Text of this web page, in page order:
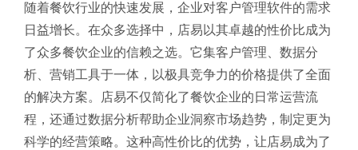
随着餐饮行业的快速发展，企业对客户管理软件的需求
日益增长。在众多选择中，店易以其卓越的性价比成为
了众多餐饮企业的信赖之选。它集客户管理、数据分
析、营销工具于一体，以极具竞争力的价格提供了全面
的解决方案。店易不仅简化了餐饮企业的日常运营流
程，还通过数据分析帮助企业洞察市场趋势，制定更为
科学的经营策略。这种高性价比的优势，让店易成为了